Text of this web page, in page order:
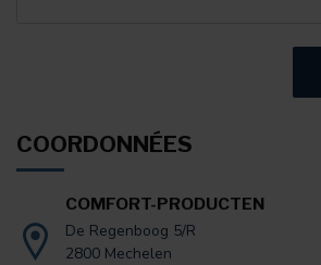
COORDONNÉES
COMFORT-PRODUCTEN
De Regenboog 5/R
2800 Mechelen